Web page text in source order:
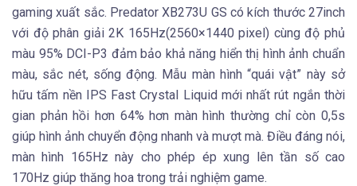
gaming xuất sắc. Predator XB273U GS có kích thước 27inch
với độ phân giải 2K 165Hz(2560×1440 pixel) cùng độ phủ
màu 95% DCI-P3 đảm bảo khả năng hiển thị hình ảnh chuẩn
màu, sắc nét, sống động. Mẫu màn hình “quái vật” này sở
hữu tấm nền IPS Fast Crystal Liquid mới nhất rút ngắn thời
gian phản hồi hơn 64% hơn màn hình thường chỉ còn 0,5s
giúp hình ảnh chuyển động nhanh và mượt mà. Điều đáng nói,
màn hình 165Hz này cho phép ép xung lên tần số cao
170Hz giúp thăng hoa trong trải nghiệm game.